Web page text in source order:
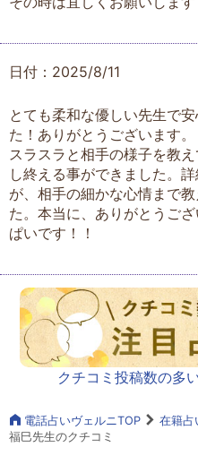
日付：2025/8/11
とても柔和な優しい先生で
た！ありがとうございます。
スラスラと相手の様子を教
し終える事ができました。
が、相手の細かな心情まで
た。本当に、ありがとうご
ぱいです！！
クチコミ投稿数の多
電話占いヴェルニTOP 在籍占
福巳先生のクチコミ